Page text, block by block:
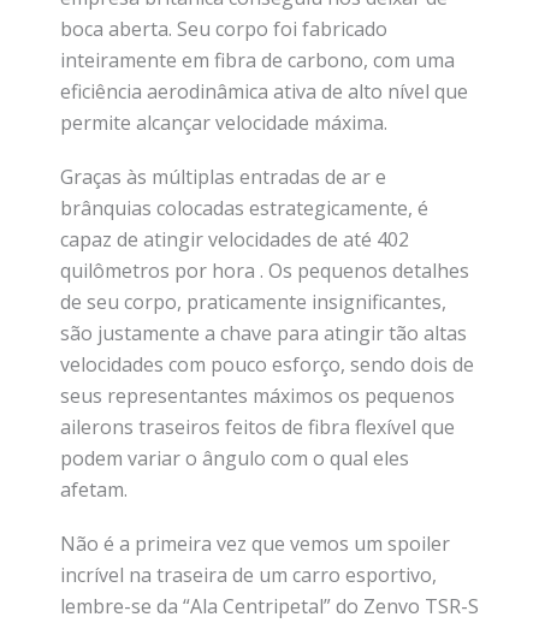
boca aberta. Seu corpo foi fabricado
inteiramente em fibra de carbono, com uma
eficiência aerodinâmica ativa de alto nível que
permite alcançar velocidade máxima.
Graças às múltiplas entradas de ar e
brânquias colocadas estrategicamente, é
capaz de atingir velocidades de até 402
quilômetros por hora . Os pequenos detalhes
de seu corpo, praticamente insignificantes,
são justamente a chave para atingir tão altas
velocidades com pouco esforço, sendo dois de
seus representantes máximos os pequenos
ailerons traseiros feitos de fibra flexível que
podem variar o ângulo com o qual eles
afetam.
Não é a primeira vez que vemos um spoiler
incrível na traseira de um carro esportivo,
lembre-se da “Ala Centripetal” do Zenvo TSR-S